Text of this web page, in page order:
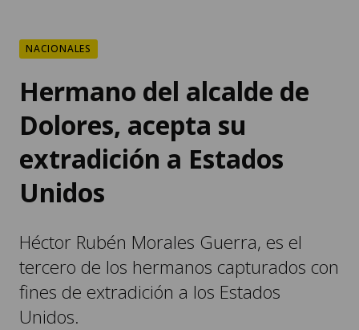
NACIONALES
Hermano del alcalde de
Dolores, acepta su
extradición a Estados
Unidos
Héctor Rubén Morales Guerra, es el
tercero de los hermanos capturados con
fines de extradición a los Estados
Unidos.